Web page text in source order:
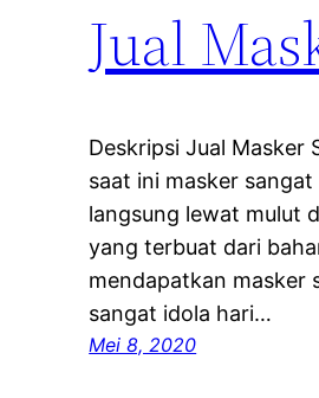
Jual
Deskripsi Jual Masker
saat ini masker
langsung lewat mulut
yang terbuat dari
mendapatkan masker
sangat idola hari…
Mei 8, 2020